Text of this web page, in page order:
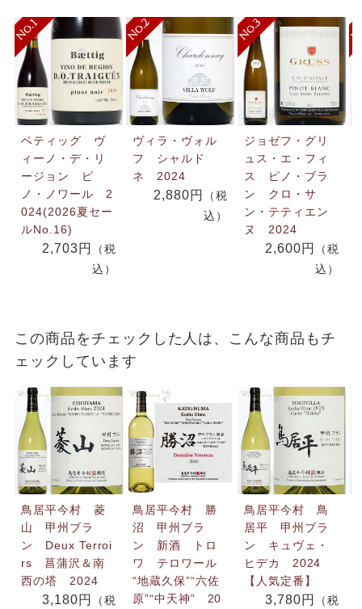
ベティッグ ヴ
ィーノ・デ・リ
ージョン ピ
ノ・ノワール 2
024(2026夏セー
ルNo.16)
2,703円
（税
込）
ヴィラ・ヴォル
フ シャルド
ネ 2024
2,880円
（税
込）
ジョゼフ・グリ
ュス・エ・フィ
ス ピノ・ブラ
ン クロ・サ
ン・テティエン
ヌ 2024
2,600円
（税
込）
この商品をチェックした人は、こんな商品もチ
ェックしています
鳥居平今村 菱
山 甲州ブラ
ン Deux Terroi
rs 菖蒲沢＆南
西の塔 2024
3,180円
（税
鳥居平今村 勝
沼 甲州ブラ
ン 新酒 トロ
ワ テロワール
“地蔵久保”“六佐
原”“中天神” 20
鳥居平今村 鳥
居平 甲州ブラ
ン キュヴェ・
ヒデカ 2024
【人気定番】
3,780円
（税